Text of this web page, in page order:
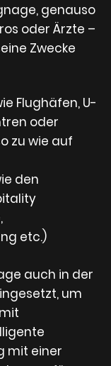
genauso
oder Ärzte –
Zwecke
Flughäfen, U-
oder
zu wie auf
den
etc.)
auch in der
um
mit einer